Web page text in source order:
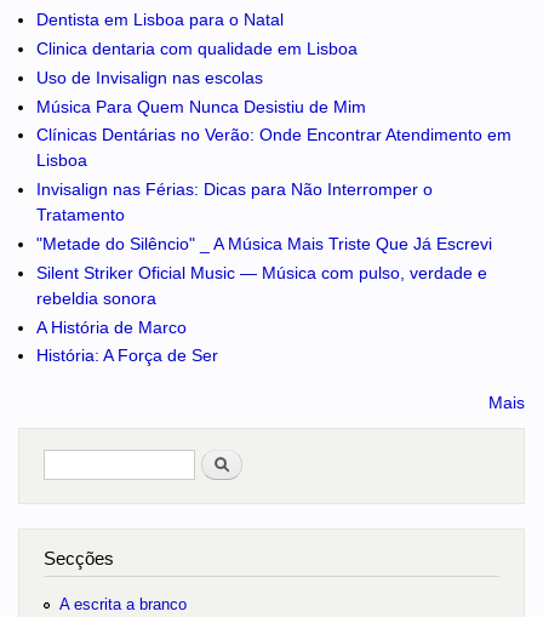
Dentista em Lisboa para o Natal
Clinica dentaria com qualidade em Lisboa
Uso de Invisalign nas escolas
Música Para Quem Nunca Desistiu de Mim
Clínicas Dentárias no Verão: Onde Encontrar Atendimento em
Lisboa
Invisalign nas Férias: Dicas para Não Interromper o
Tratamento
"Metade do Silêncio" _ A Música Mais Triste Que Já Escrevi
Silent Striker Oficial Music — Música com pulso, verdade e
rebeldia sonora
A História de Marco
História: A Força de Ser
Mais
Pesquisar
Secções
A escrita a branco